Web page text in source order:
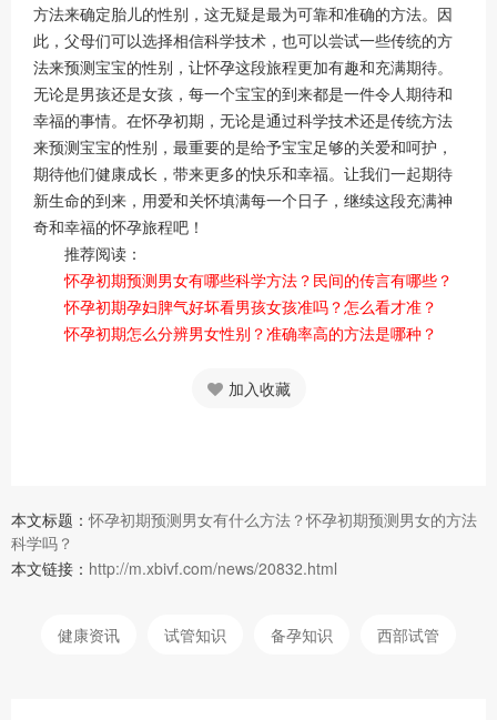
方法来确定胎儿的性别，这无疑是最为可靠和准确的方法。因
此，父母们可以选择相信科学技术，也可以尝试一些传统的方
法来预测宝宝的性别，让怀孕这段旅程更加有趣和充满期待。
无论是男孩还是女孩，每一个宝宝的到来都是一件令人期待和
幸福的事情。在怀孕初期，无论是通过科学技术还是传统方法
来预测宝宝的性别，最重要的是给予宝宝足够的关爱和呵护，
期待他们健康成长，带来更多的快乐和幸福。让我们一起期待
新生命的到来，用爱和关怀填满每一个日子，继续这段充满神
奇和幸福的怀孕旅程吧！
推荐阅读：
怀孕初期预测男女有哪些科学方法？民间的传言有哪些？
怀孕初期孕妇脾气好坏看男孩女孩准吗？怎么看才准？
怀孕初期怎么分辨男女性别？准确率高的方法是哪种？
加入收藏
本文标题：怀孕初期预测男女有什么方法？怀孕初期预测男女的方法
科学吗？
本文链接： http://m.xbivf.com/news/20832.html
健康资讯 试管知识 备孕知识 西部试管